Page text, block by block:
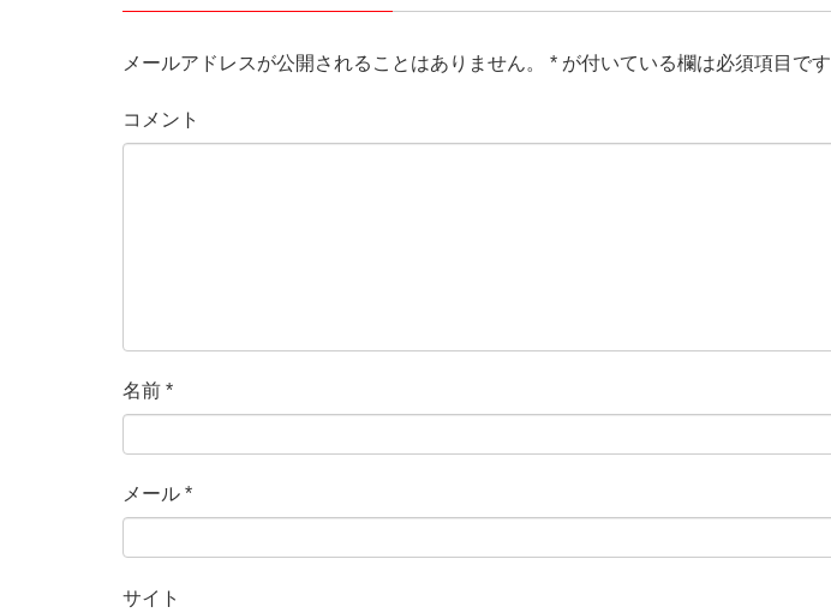
メールアドレスが公開されることはありません。 * が付いている欄は必須項目です
コメント
名前 *
メール *
サイト